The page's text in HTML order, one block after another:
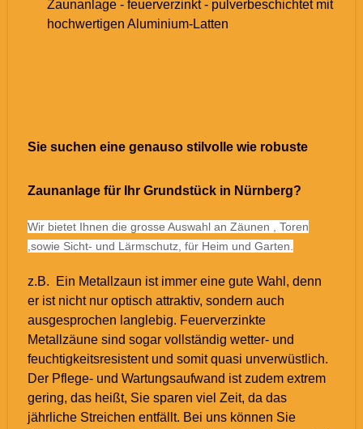
Zaunanlage - feuerverzinkt - pulverbeschichtet mit
hochwertigen Aluminium-Latten
Sie suchen eine genauso stilvolle wie robuste
Zaunanlage für Ihr Grundstück in Nürnberg?
Wir bietet Ihnen die grosse Auswahl an Zäunen , Toren
,sowie Sicht- und Lärmschutz, für Heim und Garten.
z.B. Ein Metallzaun ist immer eine gute Wahl, denn
er ist nicht nur optisch attraktiv, sondern auch
ausgesprochen langlebig. Feuerverzinkte
Metallzäune sind sogar vollständig wetter- und
feuchtigkeitsresistent und somit quasi unverwüstlich.
Der Pflege- und Wartungsaufwand ist zudem extrem
gering, das heißt, Sie sparen viel Zeit, da das
jährliche Streichen entfällt. Bei uns können Sie